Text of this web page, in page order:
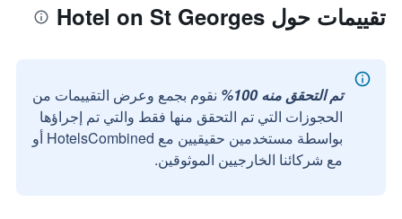
تقييمات حول Hotel on St Georges
تم التحقق منه 100%
نقوم بجمع وعرض التقييمات من
الحجوزات التي تم التحقق منها فقط والتي تم إجراؤها
بواسطة مستخدمين حقيقيين مع HotelsCombined أو
مع شركائنا الخارجيين الموثوقين.